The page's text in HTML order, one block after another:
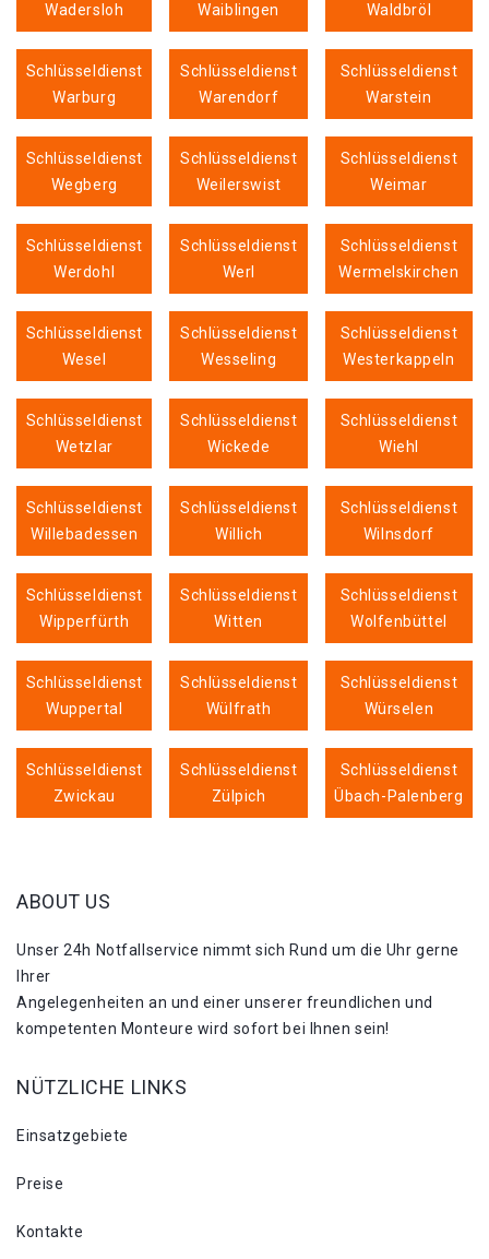
Wadersloh
Waiblingen
Waldbröl
Schlüsseldienst
Warburg
Schlüsseldienst
Warendorf
Schlüsseldienst
Warstein
Schlüsseldienst
Wegberg
Schlüsseldienst
Weilerswist
Schlüsseldienst
Weimar
Schlüsseldienst
Werdohl
Schlüsseldienst
Werl
Schlüsseldienst
Wermelskirchen
Schlüsseldienst
Wesel
Schlüsseldienst
Wesseling
Schlüsseldienst
Westerkappeln
Schlüsseldienst
Wetzlar
Schlüsseldienst
Wickede
Schlüsseldienst
Wiehl
Schlüsseldienst
Willebadessen
Schlüsseldienst
Willich
Schlüsseldienst
Wilnsdorf
Schlüsseldienst
Wipperfürth
Schlüsseldienst
Witten
Schlüsseldienst
Wolfenbüttel
Schlüsseldienst
Wuppertal
Schlüsseldienst
Wülfrath
Schlüsseldienst
Würselen
Schlüsseldienst
Zwickau
Schlüsseldienst
Zülpich
Schlüsseldienst
Übach-Palenberg
ABOUT US
Unser 24h Notfallservice nimmt sich Rund um die Uhr gerne
Ihrer
Angelegenheiten an und einer unserer freundlichen und
kompetenten Monteure wird sofort bei Ihnen sein!
NÜTZLICHE LINKS
Einsatzgebiete
Preise
Kontakte